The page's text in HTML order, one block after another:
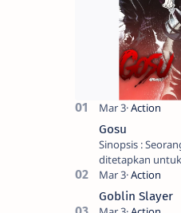
Gosu
Sinopsis : Seorang pemuda yang
ditetapkan
masternya,
kuat sekali yang
buahn…
Goblin Slayer